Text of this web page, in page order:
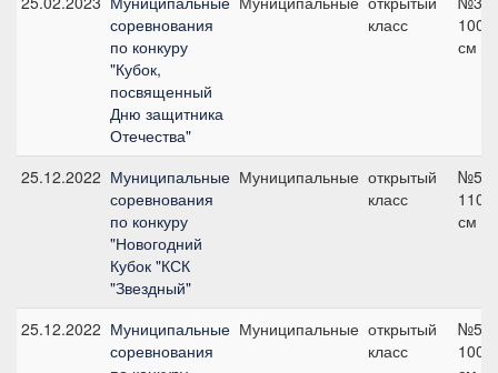
соревнования
по конкуру
"Кубок,
посвященный
Дню защитника
Отечества"
класс
100
см
25.12.2022 Муниципальные
соревнования
по конкуру
"Новогодний
Кубок "КСК
"Звездный"
Муниципальные открытый
класс
№5,
110
см
25.12.2022 Муниципальные
соревнования
Муниципальные открытый
класс
№5,
100